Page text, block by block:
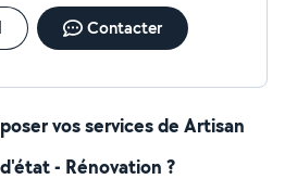
Contacter
vos services de Artisan
- Rénovation ?